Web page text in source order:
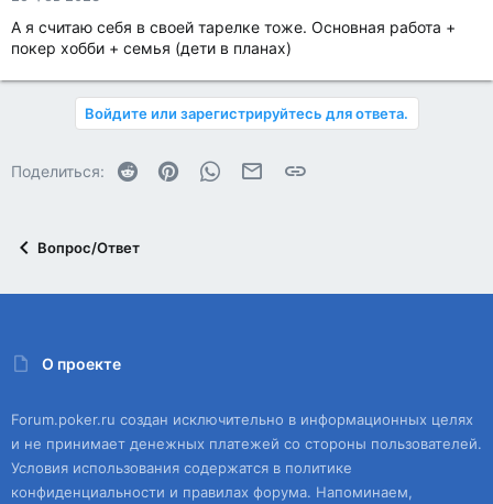
А я считаю себя в своей тарелке тоже. Основная работа +
покер хобби + семья (дети в планах)
Войдите или зарегистрируйтесь для ответа.
Поделиться: Reddit PinterestWhatsAppЭлектронная почта
Ссылка
Вопрос/Ответ
О проекте
Forum.poker.ru создан исключительно в информационных целях
и не принимает денежных платежей со стороны пользователей.
Условия использования содержатся в политике
конфиденциальности и правилах форума. Напоминаем,